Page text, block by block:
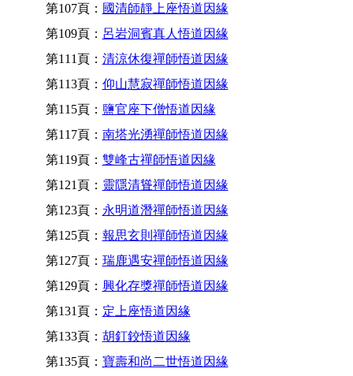
第107頁： 國清師靜上座悟道因緣
第109頁： 呂岩洞賓真人悟道因緣
第111頁： 清涼休復禪師悟道因緣
第113頁： 仰山慧寂禪師悟道因緣
第115頁： 鹽官座下僧悟道因緣
第117頁： 南塔光湧禪師悟道因緣
第119頁： 雙峰古禪師悟道因緣
第121頁： 靈隱清聳禪師悟道因緣
第123頁： 永明道潛禪師悟道因緣
第125頁： 報思玄則禪師悟道因緣
第127頁： 瑞鹿遇安禪師悟道因緣
第129頁： 興化存獎禪師悟道因緣
第131頁： 定上座悟道因緣
第133頁： 胡釘鉸悟道因緣
第135頁： 寶壽和尚二世悟道因緣